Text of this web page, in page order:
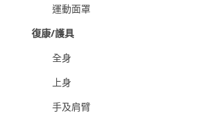
運動面罩
復康/護具
全身
上身
手及肩臂